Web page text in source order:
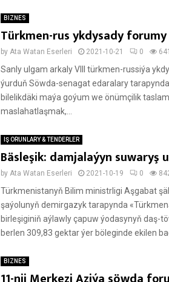
BIZNES
Türkmen-rus ykdysady
by Ata Watan Eserleri 2021-10-21 0 641
Sanly ulgam arkaly VIII türkmen-russiýa
ýurduň Söwda-senagat edaralary
bilelikdäki maýa goýum we önümçilik
maslahatlaşmak,...
IŞ ORUNLARY & TENDERLER
Bäsleşik: damjalaýyn suwaryş
by Ata Watan Eserleri 2021-10-19 0
Türkmenistanyň Bilim ministrligi Aşgabat
şaýolunyň demirgazyk tarapynda
birleşiginiň aýlawly çapuw ýodasynyň daş-
berlen 309,83 gektar ýer böleginde ekilen
BIZNES